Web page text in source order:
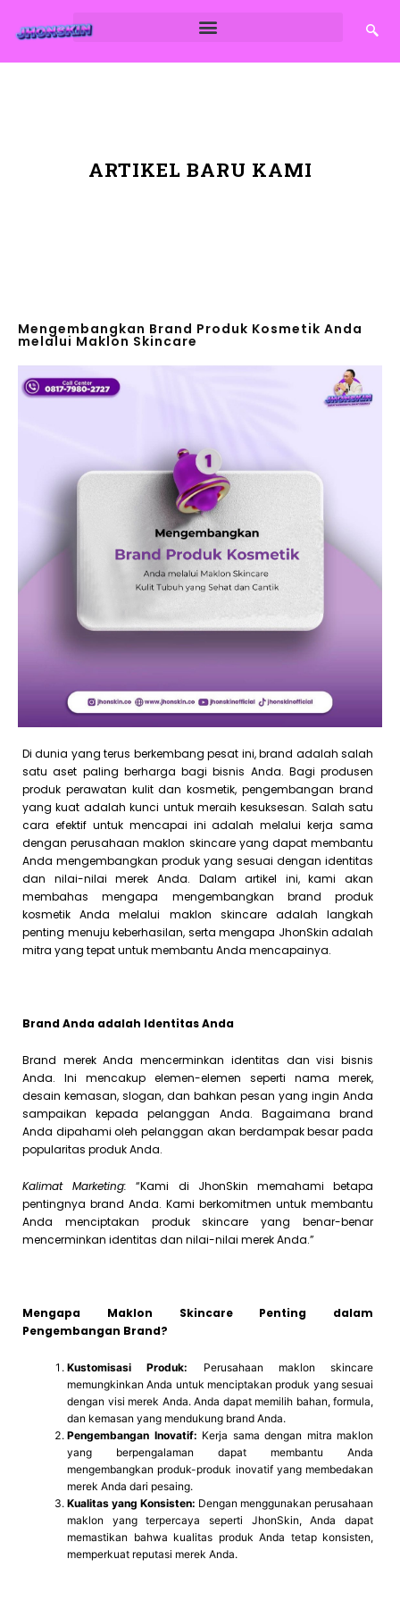
ARTIKEL BARU KAMI
Mengembangkan Brand Produk Kosmetik Anda
melalui Maklon Skincare
Di dunia yang terus berkembang pesat ini, brand adalah salah
satu aset paling berharga bagi bisnis Anda. Bagi produsen
produk perawatan kulit dan kosmetik, pengembangan brand
yang kuat adalah kunci untuk meraih kesuksesan. Salah satu
cara efektif untuk mencapai ini adalah melalui kerja sama
dengan perusahaan maklon skincare yang dapat membantu
Anda mengembangkan produk yang sesuai dengan identitas
dan nilai-nilai merek Anda. Dalam artikel ini, kami akan
membahas mengapa mengembangkan brand produk
kosmetik Anda melalui maklon skincare adalah langkah
penting menuju keberhasilan, serta mengapa JhonSkin adalah
mitra yang tepat untuk membantu Anda mencapainya.
Brand Anda adalah Identitas Anda
Brand merek Anda mencerminkan identitas dan visi bisnis
Anda. Ini mencakup elemen-elemen seperti nama merek,
desain kemasan, slogan, dan bahkan pesan yang ingin Anda
sampaikan kepada pelanggan Anda. Bagaimana brand
Anda dipahami oleh pelanggan akan berdampak besar pada
popularitas produk Anda.
Kalimat Marketing: “Kami di JhonSkin memahami betapa
pentingnya brand Anda. Kami berkomitmen untuk membantu
Anda menciptakan produk skincare yang benar-benar
mencerminkan identitas dan nilai-nilai merek Anda.”
Mengapa Maklon Skincare Penting dalam
Pengembangan Brand?
Kustomisasi Produk: Perusahaan maklon skincare
memungkinkan Anda untuk menciptakan produk yang sesuai
dengan visi merek Anda. Anda dapat memilih bahan, formula,
dan kemasan yang mendukung brand Anda.
Pengembangan Inovatif: Kerja sama dengan mitra maklon
yang berpengalaman dapat membantu Anda
mengembangkan produk-produk inovatif yang membedakan
merek Anda dari pesaing.
Kualitas yang Konsisten: Dengan menggunakan perusahaan
maklon yang terpercaya seperti JhonSkin, Anda dapat
memastikan bahwa kualitas produk Anda tetap konsisten,
memperkuat reputasi merek Anda.